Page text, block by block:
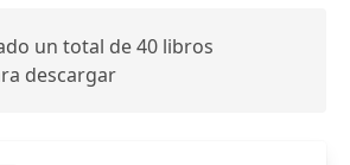
un total de 40 libros
descargar